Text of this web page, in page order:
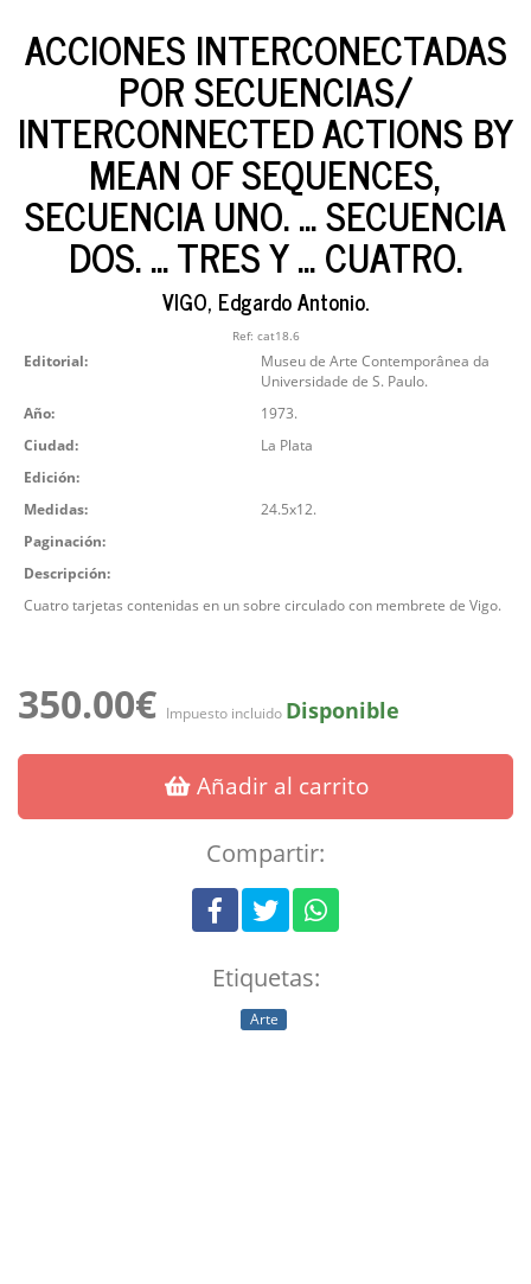
ACCIONES INTERCONECTADAS
POR SECUENCIAS/
INTERCONNECTED ACTIONS BY
MEAN OF SEQUENCES,
SECUENCIA UNO. ... SECUENCIA
DOS. ... TRES Y ... CUATRO.
VIGO, Edgardo Antonio.
Ref: cat18.6
Editorial:
Museu de Arte Contemporânea da
Universidade de S. Paulo.
Año:
1973.
Ciudad:
La Plata
Edición:
Medidas:
24.5x12.
Paginación:
Descripción:
Cuatro tarjetas contenidas en un sobre circulado con membrete de Vigo.
350.00€ Impuesto incluido Disponible
Añadir al carrito
Compartir:
Etiquetas:
Arte